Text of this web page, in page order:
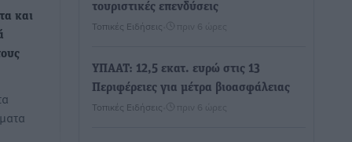
και
τουριστικές επενδύσεις
Τοπικές Ειδήσεις πριν 6 ώρες
ΥΠΑΑΤ: 12,5 εκατ. ευρώ στις 13
Περιφέρειες για μέτρα βιοασφάλειας
Τοπικές Ειδήσεις πριν 6 ώρες